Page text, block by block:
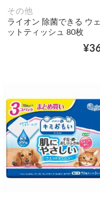
その他
ライオン 除菌できる ウェ
ットティッシュ 80枚